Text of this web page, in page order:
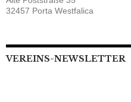
32457 Porta Westfalica
VEREINS-NEWSLETTER